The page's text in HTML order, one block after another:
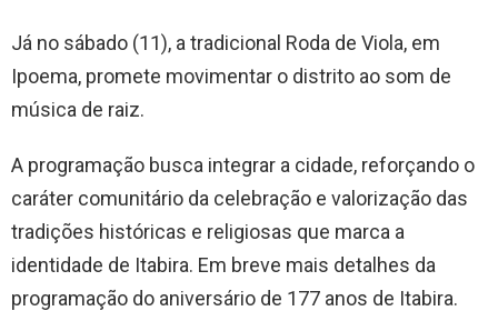
Já no sábado (11), a tradicional Roda de Viola, em
Ipoema, promete movimentar o distrito ao som de
música de raiz.
A programação busca integrar a cidade, reforçando o
caráter comunitário da celebração e valorização das
tradições históricas e religiosas que marca a
identidade de Itabira. Em breve mais detalhes da
programação do aniversário de 177 anos de Itabira.